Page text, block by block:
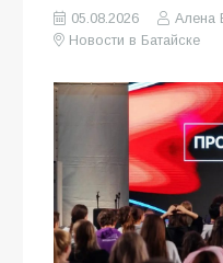
05.08.2026
Алена
Новости в Батайске